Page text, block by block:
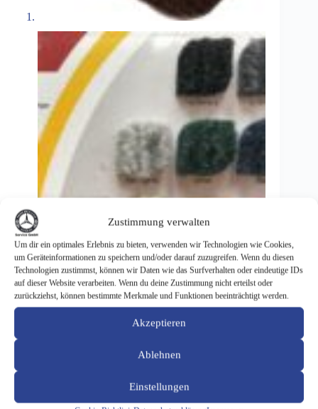
Zustimmung verwalten
Um dir ein optimales Erlebnis zu bieten, verwenden wir Technologien wie Cookies,
um Geräteinformationen zu speichern und/oder darauf zuzugreifen. Wenn du diesen
Technologien zustimmst, können wir Daten wie das Surfverhalten oder eindeutige IDs
auf dieser Website verarbeiten. Wenn du deine Zustimmung nicht erteilst oder
zurückziehst, können bestimmte Merkmale und Funktionen beeinträchtigt werden.
Akzeptieren
Ablehnen
Einstellungen
Fußmatten für W124 – Rips – brasil 073
Fußmatten für W124- Ripsausführung – brasil 073